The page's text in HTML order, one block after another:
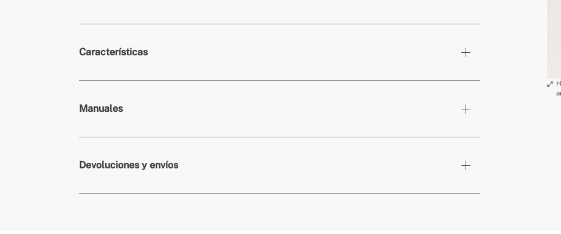
Características
» Potencia motor 5W
» Material
Manuales
Devoluciones y envíos